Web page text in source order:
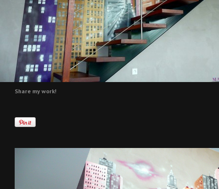
Share my work!